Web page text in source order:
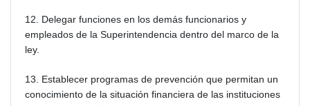
12. Delegar funciones en los demás funcionarios y
empleados de la Superintendencia dentro del marco de la
ley.
13. Establecer programas de prevención que permitan un
conocimiento de la situación financiera de las instituciones